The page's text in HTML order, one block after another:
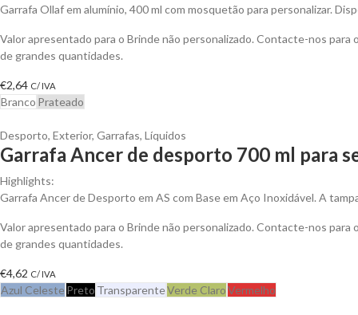
Garrafa Ollaf em alumínio, 400 ml com mosquetão para personalizar.
Valor apresentado para o Brinde não personalizado. Contacte-nos
de grandes quantidades.
€2,64 C/ IVA
Branco Prateado
Desporto, Exterior, Garrafas, Líquidos
Garrafa Ancer de desporto 700 ml para
Highlights:
Garrafa Ancer de Desporto em AS com Base em Aço Inoxidável. A
Valor apresentado para o Brinde não personalizado. Contacte-nos
de grandes quantidades.
€4,62 C/ IVA
Azul Celeste Preto TransparenteVerde ClaroVermelho